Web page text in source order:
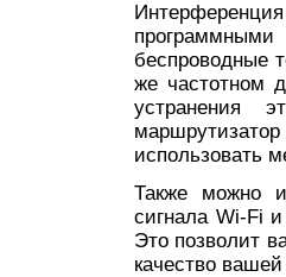
беспроводные
же частотном
устранения
использовать
Также можно
сигнала Wi-Fi
Это позволит
качество